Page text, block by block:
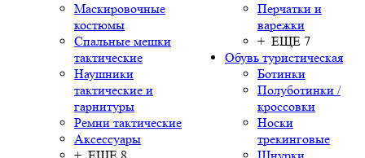
Маскировочные
костюмы
Спальные мешки
тактические
Наушники
тактические и
гарнитуры
Ремни тактические
Аксессуары
Перчатки и
варежки
+ ЕЩЕ 7
Обувь туристическая
Ботинки
Полуботинки /
кроссовки
Носки
трекинговые